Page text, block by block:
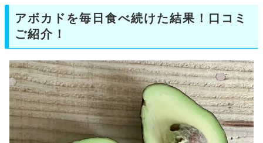
アボカドを毎日食べ続けた結果！口コミ
ご紹介！